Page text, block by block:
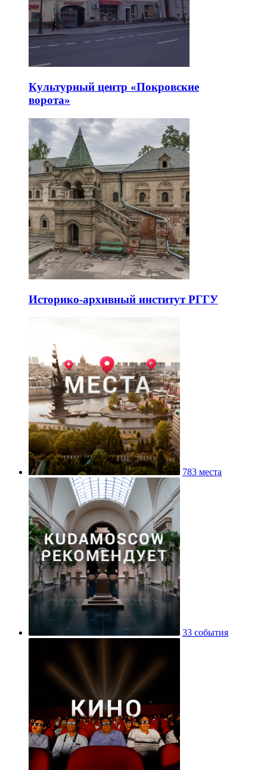
Культурный центр «Покровские
ворота»
Историко-архивный институт РГГУ
783 места
33 события